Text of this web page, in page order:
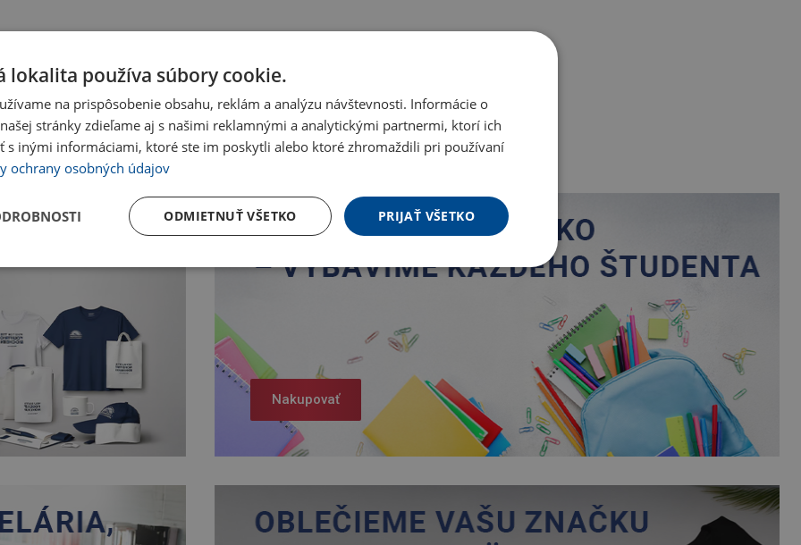
Nakupovať
lokalita používa súbory cookie.
na prispôsobenie obsahu, reklám a analýzu návštevnosti. Informácie o
stránky zdieľame aj s našimi reklamnými a analytickými partnermi, ktorí ich
s inými informáciami, ktoré ste im poskytli alebo ktoré zhromaždili pri používaní
ochrany osobných údajov
PRIJAŤ VŠETKO
ODMIETNUŤ VŠETKO